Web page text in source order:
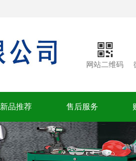
网站二维码
新品推荐 售后服务